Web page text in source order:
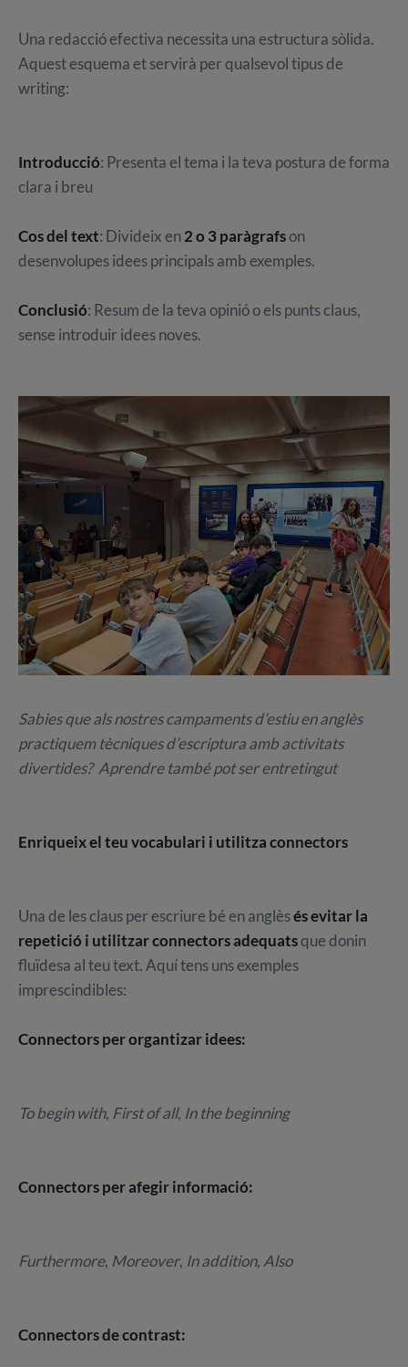
Una redacció efectiva necessita una estructura sòlida.
Aquest esquema et servirà per qualsevol tipus de
writing:
Introducció: Presenta el tema i la teva postura de forma
clara i breu
Cos del text: Divideix en2 o 3 paràgrafson
desenvolupes idees principals amb exemples.
Conclusió: Resum de la teva opinió o els punts claus,
sense introduir idees noves.
Sabies que als nostres campaments d’estiu en anglès
practiquem tècniques d’escriptura amb activitats
divertides? Aprendre també pot ser entretingut
Enriqueix el teu vocabulari i utilitza connectors
Una de les claus per escriure bé en anglèsés evitar la
repetició i utilitzar connectors adequatsque donin
fluïdesa al teu text. Aquí tens uns exemples
imprescindibles:
Connectors per organtizar idees:
To begin with, First of all, In the beginning
Connectors per afegir informació:
Furthermore, Moreover, In addition, Also
Connectors de contrast: